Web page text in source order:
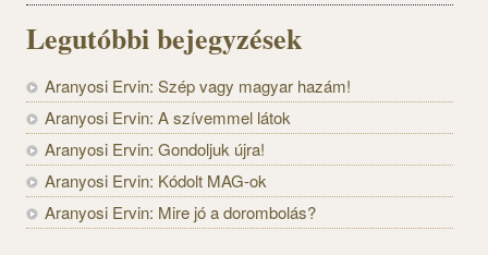
Legutóbbi bejegyzések
Aranyosi Ervin: Szép vagy magyar hazám!
Aranyosi Ervin: A szívemmel látok
Aranyosi Ervin: Gondoljuk újra!
Aranyosi Ervin: Kódolt MAG-ok
Aranyosi Ervin: Mire jó a dorombolás?